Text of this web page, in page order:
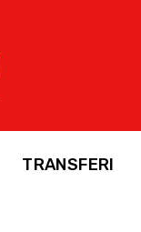
TRANSFERI